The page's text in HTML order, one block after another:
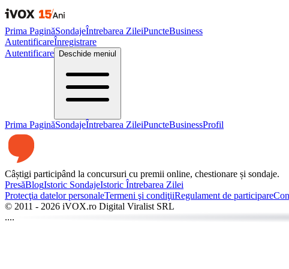
Prima PaginăSondajeÎntrebarea ZileiPuncteBusiness
AutentificareÎnregistrare
Autentificare
Deschide meniul
Prima PaginăSondajeÎntrebarea ZileiPuncteBusinessProfil
Câștigi participând la concursuri cu premii online, chestionare și sondaje.
PresăBlogIstoric SondajeIstoric Întrebarea Zilei
Protecţia datelor personaleTermeni şi condiţiiRegulament de participare
© 2011 - 2026 iVOX.ro Digital Viralist SRL
....